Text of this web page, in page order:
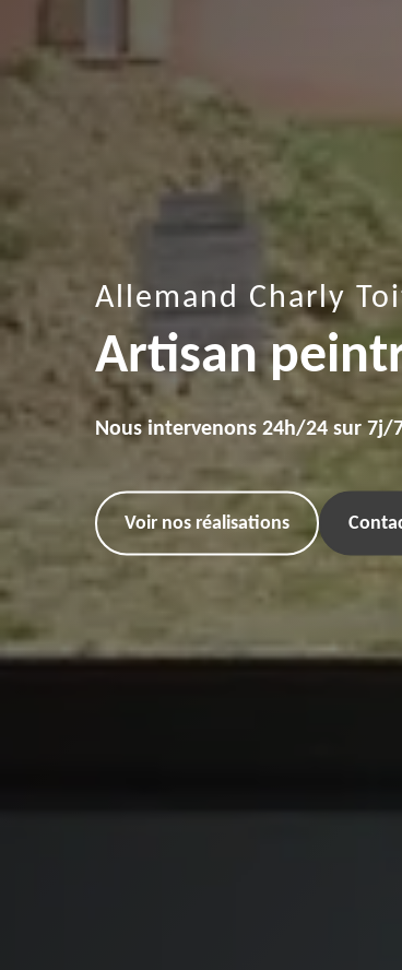
Allemand Charly
Artisan
Nous intervenons 24h/24 sur 7j/
Voir nos réalisations